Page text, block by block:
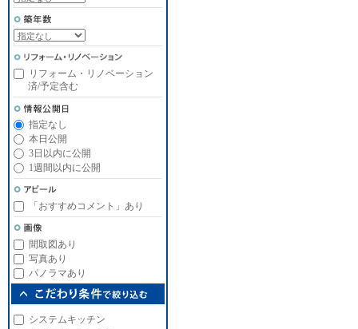
リフォーム・リノベーション
済/予定含む
指定なし
本日公開
3日以内に公開
1週間以内に公開
「おすすめコメント」あり
間取図あり
写真あり
パノラマあり
システムキッチン